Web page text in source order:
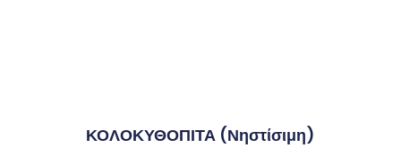
ΚΟΛΟΚΥΘΟΠΙΤΑ (νηστίσιμη)